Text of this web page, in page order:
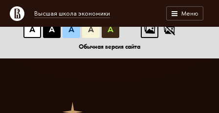
A A A АБB
АБB
А
А А А А
Обычная версия сайта
Высшая школа экономики Меню